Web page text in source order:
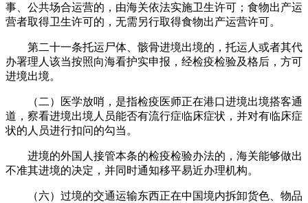
事、公共场合运营的，由海关依法实施卫生许可；食物出产运
营者取得卫生许可的，无需另行取得食物出产运营许可。
第二十一条托运尸体、骸骨进境出境的，托运人或者其代
办署理人该当按照向海看护实申报，经检疫检验及格后，方可
进境出境。
（二）医学放哨，是指检疫医师正在港口进境出境搭客通
道，察看进境出境人员能否有流行症临床症状，并对有临床症
状的人员进行扣问的勾当。
进境的外国人接管本条的检疫检验办法的，海关能够做出
不准其进境的决定，并同时通知移平易近办理机构。
（六）过境的交通运输东西正在中国境内拆卸货色、物品